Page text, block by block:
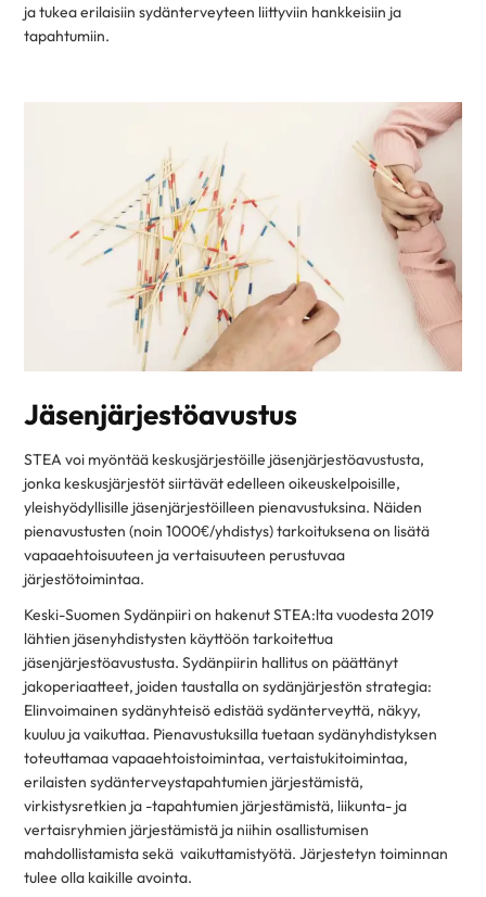
ja tukea erilaisiin sydänterveyteen liittyviin hankkeisiin ja
tapahtumiin.
Jäsenjärjestöavustus
STEA voi myöntää keskusjärjestöille jäsenjärjestöavustusta,
jonka keskusjärjestöt siirtävät edelleen oikeuskelpoisille,
yleishyödyllisille jäsenjärjestöilleen pienavustuksina. Näiden
pienavustusten (noin 1000€/yhdistys) tarkoituksena on lisätä
vapaaehtoisuuteen ja vertaisuuteen perustuvaa
järjestötoimintaa.
Keski-Suomen Sydänpiiri on hakenut STEA:lta vuodesta 2019
lähtien jäsenyhdistysten käyttöön tarkoitettua
jäsenjärjestöavustusta. Sydänpiirin hallitus on päättänyt
jakoperiaatteet, joiden taustalla on sydänjärjestön strategia:
Elinvoimainen sydänyhteisö edistää sydänterveyttä, näkyy,
kuuluu ja vaikuttaa. Pienavustuksilla tuetaan sydänyhdistyksen
toteuttamaa vapaaehtoistoimintaa, vertaistukitoimintaa,
erilaisten sydänterveystapahtumien järjestämistä,
virkistysretkien ja -tapahtumien järjestämistä, liikunta- ja
vertaisryhmien järjestämistä ja niihin osallistumisen
mahdollistamista sekä vaikuttamistyötä. Järjestetyn toiminnan
tulee olla kaikille avointa.